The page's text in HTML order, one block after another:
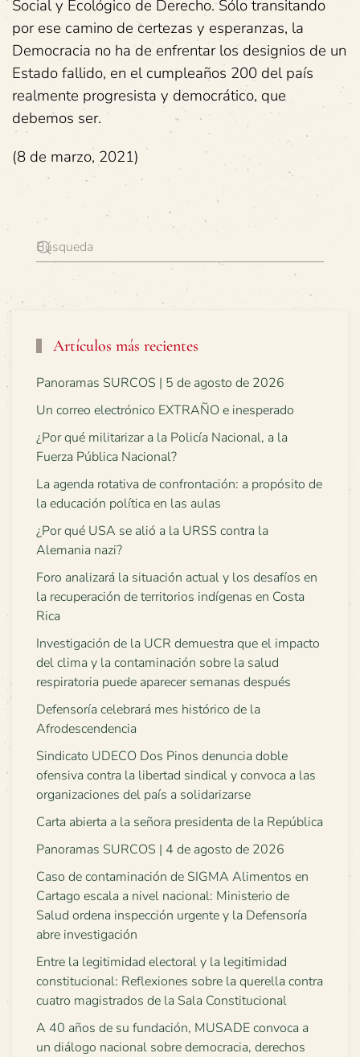
Social y Ecológico de Derecho. Sólo transitando
por ese camino de certezas y esperanzas, la
Democracia no ha de enfrentar los designios de un
Estado fallido, en el cumpleaños 200 del país
realmente progresista y democrático, que
debemos ser.
(8 de marzo, 2021)
Artículos más recientes
Panoramas SURCOS | 5 de agosto de 2026
Un correo electrónico EXTRAÑO e inesperado
¿Por qué militarizar a la Policía Nacional, a la
Fuerza Pública Nacional?
La agenda rotativa de confrontación: a propósito de
la educación política en las aulas
¿Por qué USA se alió a la URSS contra la
Alemania nazi?
Foro analizará la situación actual y los desafíos en
la recuperación de territorios indígenas en Costa
Rica
Investigación de la UCR demuestra que el impacto
del clima y la contaminación sobre la salud
respiratoria puede aparecer semanas después
Defensoría celebrará mes histórico de la
Afrodescendencia
Sindicato UDECO Dos Pinos denuncia doble
ofensiva contra la libertad sindical y convoca a las
organizaciones del país a solidarizarse
Carta abierta a la señora presidenta de la República
Panoramas SURCOS | 4 de agosto de 2026
Caso de contaminación de SIGMA Alimentos en
Cartago escala a nivel nacional: Ministerio de
Salud ordena inspección urgente y la Defensoría
abre investigación
Entre la legitimidad electoral y la legitimidad
constitucional: Reflexiones sobre la querella contra
cuatro magistrados de la Sala Constitucional
A 40 años de su fundación, MUSADE convoca a
un diálogo nacional sobre democracia, derechos